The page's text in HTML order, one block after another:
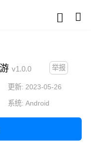
v1.0.0 举报
更新: 2023-05-26
系统:Android